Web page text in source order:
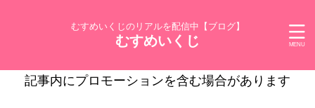
むすめいくじのリアルを配信中【ブログ】
むすめいくじ
記事内にプロモーションを含む場合があります